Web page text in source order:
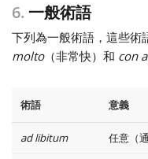
6. 一般術語
下列為一般術語，這些術
molto（非常快）和 con
術語 意義
ad libitum 任意（